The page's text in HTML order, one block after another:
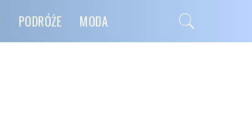
PODRÓŻE MODA